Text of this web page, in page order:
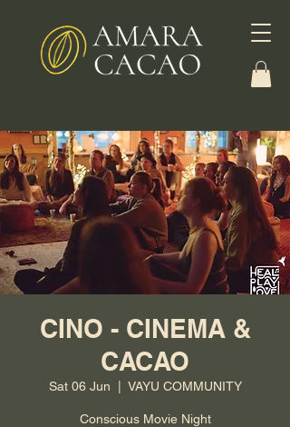
CINO - CINEMA &
CACAO
Sat 06 Jun VAYU COMMUNITY
Conscious Movie Night